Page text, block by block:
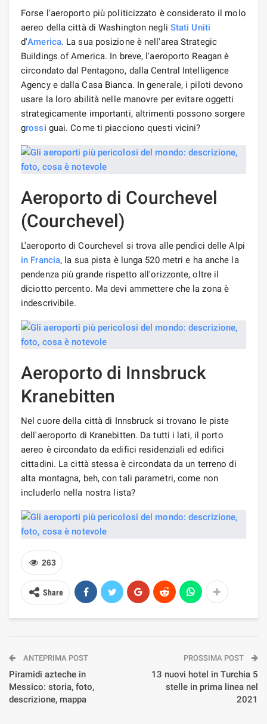
Forse l'aeroporto più politicizzato è considerato il molo
aereo della città di Washington negli Stati Uniti
d'America. La sua posizione è nell'area Strategic
Buildings of America. In breve, l'aeroporto Reagan è
circondato dal Pentagono, dalla Central Intelligence
Agency e dalla Casa Bianca. In generale, i piloti devono
usare la loro abilità nelle manovre per evitare oggetti
strategicamente importanti, altrimenti possono sorgere
grossi guai. Come ti piacciono questi vicini?
Aeroporto di Courchevel
(Courchevel)
L'aeroporto di Courchevel si trova alle pendici delle Alpi
in Francia, la sua pista è lunga 520 metri e ha anche la
pendenza più grande rispetto all'orizzonte, oltre il
diciotto percento. Ma devi ammettere che la zona è
indescrivibile.
Aeroporto di Innsbruck
Kranebitten
Nel cuore della città di Innsbruck si trovano le piste
dell'aeroporto di Kranebitten. Da tutti i lati, il porto
aereo è circondato da edifici residenziali ed edifici
cittadini. La città stessa è circondata da un terreno di
alta montagna, beh, con tali parametri, come non
includerlo nella nostra lista?
263
Share
ANTEPRIMA POST
Piramidi azteche in
Messico: storia, foto,
descrizione, mappa
PROSSIMA POST
13 nuovi hotel in Turchia 5
stelle in prima linea nel
2021